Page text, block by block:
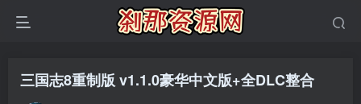
三国志8重制版 v1.1.0豪华中文版+全DLC整合